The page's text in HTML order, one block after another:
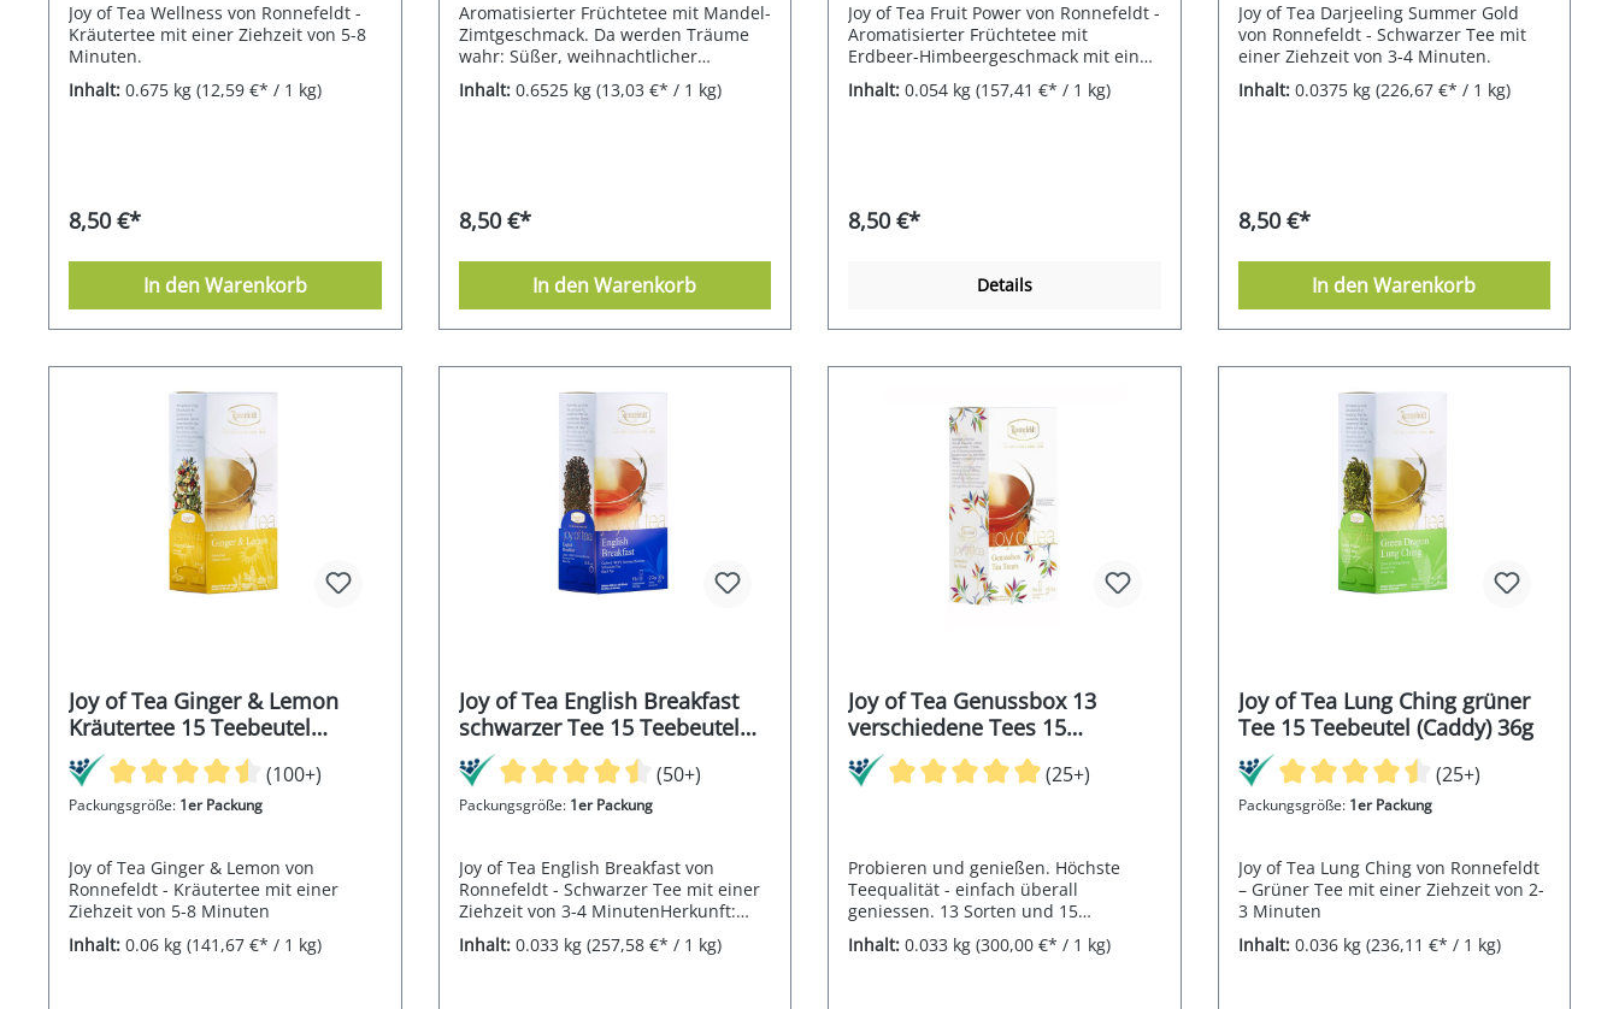
Joy of Tea Wellness von Ronnefeldt -
Kräutertee mit einer Ziehzeit von 5-8
Minuten.
Inhalt: 0.675 kg (12,59 €* / 1 kg)
8,50 €*
In den Warenkorb
Aromatisierter Früchtetee mit Mandel-
Zimtgeschmack. Da werden Träume
wahr: Süßer, weihnachtlicher
Geschmack mit den vertrauten Düften
von Mandel und Zimt. Die Packung
Inhalt: 0.6525 kg (13,03 €* / 1 kg)
8,50 €*
In den Warenkorb
Joy of Tea Fruit Power von Ronnefeldt -
Aromatisierter Früchtetee mit
Erdbeer-Himbeergeschmack mit einer
Ziehzeit von 8-10 Minuten
Inhalt: 0.054 kg (157,41 €* / 1 kg)
8,50 €*
Details
Joy of Tea Darjeeling Summer Gold
von Ronnefeldt - Schwarzer Tee mit
einer Ziehzeit von 3-4 Minuten.
Inhalt: 0.0375 kg (226,67 €* / 1 kg)
8,50 €*
In den Warenkorb
Joy of Tea Ginger & Lemon
Kräutertee 15 Teebeutel
(Caddy) 60g
(100+)
Packungsgröße: 1er Packung
Joy of Tea Ginger & Lemon von
Ronnefeldt - Kräutertee mit einer
Ziehzeit von 5-8 Minuten
Inhalt: 0.06 kg (141,67 €* / 1 kg)
Joy of Tea English Breakfast
schwarzer Tee 15 Teebeutel
(Caddy) 33g
(50+)
Packungsgröße: 1er Packung
Joy of Tea English Breakfast von
Ronnefeldt - Schwarzer Tee mit einer
Ziehzeit von 3-4 MinutenHerkunft:
CeylonBlattgrad: FBOPErntezeit:
Sommer/Herbst
Inhalt: 0.033 kg (257,58 €* / 1 kg)
Joy of Tea Genussbox 13
verschiedene Tees 15
Teebeutel (Caddy) 43,2g
(25+)
Probieren und genießen. Höchste
Teequalität - einfach überall
geniessen. 13 Sorten und 15
Portionen hochwertiger,
vorportionierter Blatt-Tee. Sehen Sie
Inhalt: 0.033 kg (300,00 €* / 1 kg)
Joy of Tea Lung Ching grüner
Tee 15 Teebeutel (Caddy) 36g
(25+)
Packungsgröße: 1er Packung
Joy of Tea Lung Ching von Ronnefeldt
– Grüner Tee mit einer Ziehzeit von 2-
3 Minuten
Inhalt: 0.036 kg (236,11 €* / 1 kg)